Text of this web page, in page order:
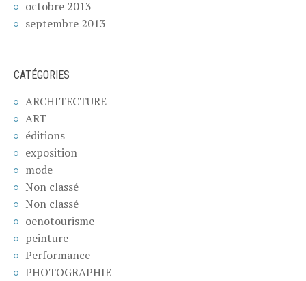
octobre 2013
septembre 2013
CATÉGORIES
ARCHITECTURE
ART
éditions
exposition
mode
Non classé
Non classé
oenotourisme
peinture
Performance
PHOTOGRAPHIE